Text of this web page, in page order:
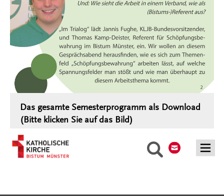
Suche
Das gesamte Semesterprogramm als Download
(Bitte klicken Sie auf das Bild)